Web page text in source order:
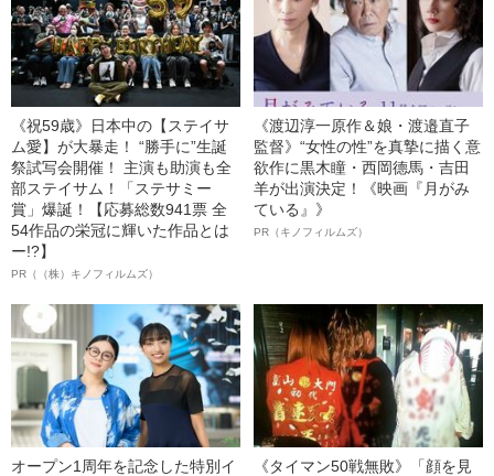
《祝59歳》日本中の【ステイサ
ム愛】が大暴走！ “勝手に”生誕
祭試写会開催！ 主演も助演も全
部ステイサム！「ステサミー
賞」爆誕！【応募総数941票 全
54作品の栄冠に輝いた作品とは
ー!?】
PR（（株）キノフィルムズ）
《渡辺淳一原作＆娘・渡邉直子
監督》“女性の性”を真摯に描く意
欲作に黒木瞳・西岡德馬・吉田
羊が出演決定！《映画『月がみ
ている』》
PR（キノフィルムズ）
オープン1周年を記念した特別イ
《タイマン50戦無敗》「顔を見